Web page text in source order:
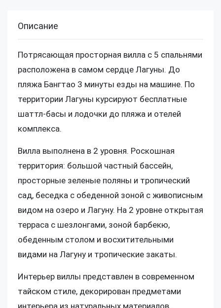
Описание
Потрясающая просторная вилла с 5 спальнями
расположена в самом сердце Лагуны. До
пляжа Бангтао 3 минуты езды на машине. По
территории Лагуны курсируют бесплатные
шаттл-басы и лодочки до пляжа и отелей
комплекса.
Вилла выполнена в 2 уровня. Роскошная
территория: большой частный бассейн,
просторные зеленые поляны и тропический
сад, беседка с обеденной зоной с живописным
видом на озеро и Лагуну. На 2 уровне открытая
терраса с шезлонгами, зоной барбекю,
обеденным столом и восхитительными
видами на Лагуну и тропические закаты.
Интерьер виллы представлен в современном
тайском стиле, декорирован предметами